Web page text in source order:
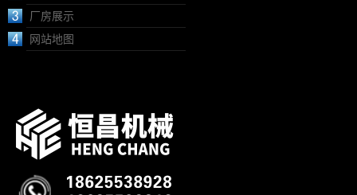
厂房展示
网站地图